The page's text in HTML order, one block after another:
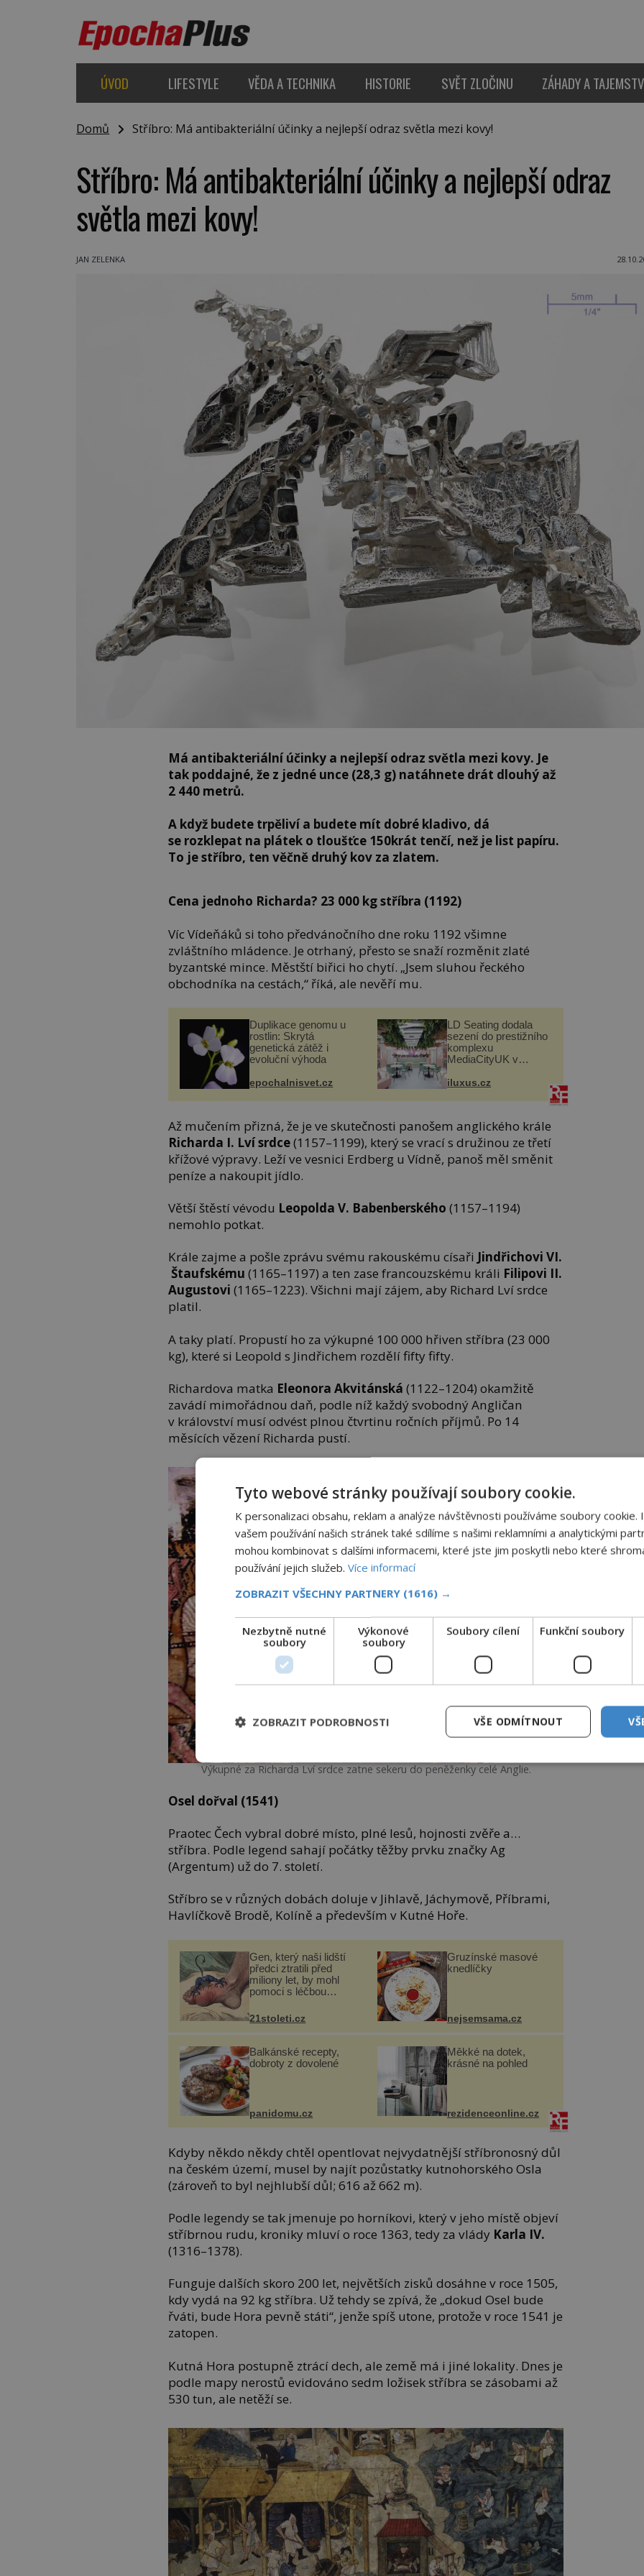
ÚVOD LIFESTYLE VĚDA A TECHNIKA HISTORIE SVĚT ZLOČINU ZÁHADY A
Domů Stříbro: Má antibakteriální účinky a nejlepší odraz světla mezi kovy!
Stříbro: Má antibakteriální účinky a nejlepší odraz
světla mezi kovy!
JAN ZELENKA
Má antibakteriální účinky a nejlepší odraz světla mezi kovy. Je
tak poddajné, že z jedné unce (28,3 g) natáhnete drát dlouhý až
2 440 metrů.
A když budete trpěliví a budete mít dobré kladivo, dá
se rozklepat na plátek o tloušťce 150krát tenčí, než je list papíru.
To je stříbro, ten věčně druhý kov za zlatem.
Cena jednoho Richarda? 23 000 kg stříbra (1192)
Víc Vídeňáků si toho předvánočního dne roku 1192 všimne
zvláštního mládence. Je otrhaný, přesto se snaží rozměnit zlaté
byzantské mince. Městští biřici ho chytí. „Jsem sluhou řeckého
obchodníka na cestách,“ říká, ale nevěří mu.
Duplikace genomu u
rostlin: Skrytá
genetická zátěž i
evoluční výhoda
epochalnisvet.cz
LD Seating dodala
sezení do prestižního
komplexu
MediaCityUK v
iluxus.cz
Až mučením přizná, že je ve skutečnosti panošem anglického krále
Richarda I. Lví srdce(1157–1199), který se vrací s družinou ze třetí
křížové výpravy. Leží ve vesnici Erdberg u Vídně, panoš měl směnit
peníze a nakoupit jídlo.
Větší štěstí vévodu Leopolda V. Babenberského(1157–1194)
nemohlo potkat.
Krále zajme a pošle zprávu svému rakouskému císaři Jindřichovi VI.
Štaufskému (1165–1197) a ten zase francouzskému králi Filipovi II.
Augustovi (1165–1223). Všichni mají zájem, aby Richard Lví srdce
platil.
A taky platí. Propustí ho za výkupné 100 000 hřiven stříbra (23 000
kg), které si Leopold s Jindřichem rozdělí fifty fifty.
Richardova matka Eleonora Akvitánská (1122–1204) okamžitě
zavádí mimořádnou daň, podle níž každý svobodný Angličan
v království musí odvést plnou čtvrtinu ročních příjmů. Po 14
měsících vězení Richarda pustí.
Výkupné za Richarda Lví srdce zatne sekeru do peněženky celé Anglie.
Osel dořval (1541)
Praotec Čech vybral dobré místo, plné lesů, hojnosti zvěře a…
stříbra. Podle legend sahají počátky těžby prvku značky Ag
(Argentum) už do 7. století.
Stříbro se v různých dobách doluje v Jihlavě, Jáchymově, Příbrami,
Havlíčkově Brodě, Kolíně a především v Kutné Hoře.
Gen, který naši lidští
předci ztratili před
miliony let, by mohl
pomoci s léčbou
21stoleti.cz
Gruzínské masové
knedlíčky
nejsemsama.cz
Balkánské recepty,
dobroty z dovolené
panidomu.cz
Měkké na dotek,
krásné na pohled
rezidenceonline.cz
Kdyby někdo někdy chtěl opentlovat nejvydatnější stříbronosný důl
na českém území, musel by najít pozůstatky kutnohorského Osla
(zároveň to byl nejhlubší důl; 616 až 662 m).
Podle legendy se tak jmenuje po horníkovi, který v jeho místě objeví
stříbrnou rudu, kroniky mluví o roce 1363, tedy za vlády Karla IV.
(1316–1378).
Funguje dalších skoro 200 let, největších zisků dosáhne v roce 1505,
kdy vydá na 92 kg stříbra. Už tehdy se zpívá, že „dokud Osel bude
řváti, bude Hora pevně státi“, jenže spíš utone, protože v roce 1541 je
zatopen.
Kutná Hora postupně ztrácí dech, ale země má i jiné lokality. Dnes je
podle mapy nerostů evidováno sedm ložisek stříbra se zásobami až
530 tun, ale netěží se.
Tyto webové stránky používají soubory cookie.
K personalizaci obsahu, reklam a analýze návštěvnosti používáme soubory cookie.
vašem používání našich stránek také sdílíme s našimi reklamními a analytickými
mohou kombinovat s dalšími informacemi, které jste jim poskytli nebo které
používání jejich služeb. Více informací
ZOBRAZIT VŠECHNY PARTNERY (1616) →
Nezbytně nutné
soubory
Výkonové
soubory
Soubory cílení Funkční soubory
VŠE ODMÍTNOUT
ZOBRAZIT PODROBNOSTI